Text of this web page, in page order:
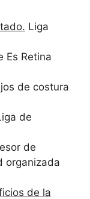
Liga
Es Retina
de costura
de
de
organizada
de la